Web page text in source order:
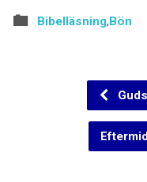
Bibelläsning,Bön